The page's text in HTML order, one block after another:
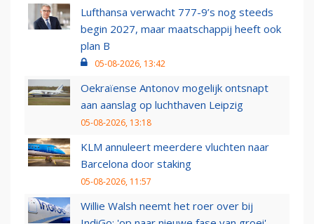
Lufthansa verwacht 777-9’s nog steeds
begin 2027, maar maatschappij heeft ook
plan B
05-08-2026, 13:42
Oekraïense Antonov mogelijk ontsnapt
aan aanslag op luchthaven Leipzig
05-08-2026, 13:18
KLM annuleert meerdere vluchten naar
Barcelona door staking
05-08-2026, 11:57
Willie Walsh neemt het roer over bij